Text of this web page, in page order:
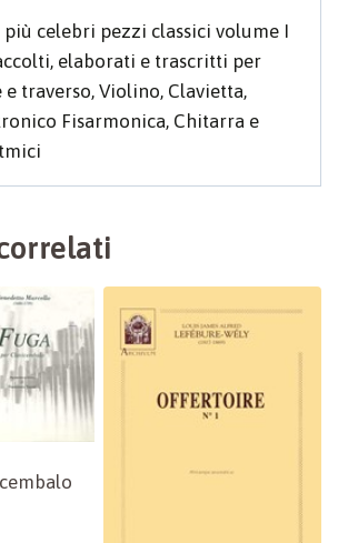
più celebri pezzi classici volume I
elaborati e trascritti per
e traverso, Violino, Clavietta,
Fisarmonica, Chitarra e